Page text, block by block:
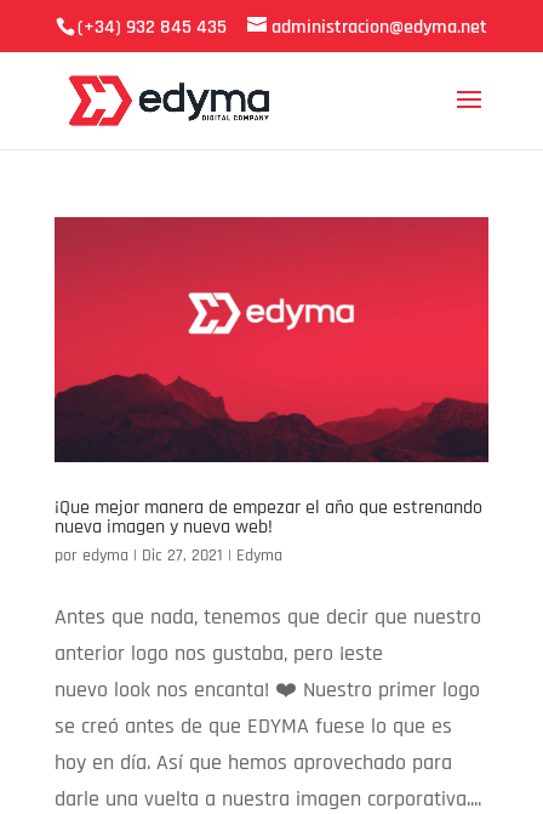
(+34) 932 845 435 administracion@edyma.net
¡Que mejor manera de empezar el año que estrenando
nueva imagen y nueva web! ­
por edyma | Dic 27, 2021 | Edyma
Antes que nada, tenemos que decir que nuestro
anterior logo nos gustaba, pero ¡este
nuevo look nos encanta! ❤️ Nuestro primer logo
se creó antes de que EDYMA fuese lo que es
hoy en día. Así que hemos aprovechado para
darle una vuelta a nuestra imagen corporativa....